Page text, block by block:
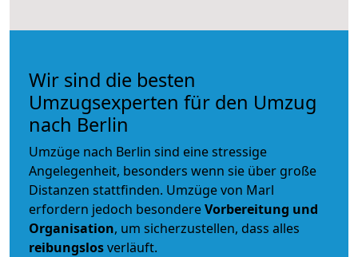
Wir sind die besten
Umzugsexperten für den Umzug
nach Berlin
Umzüge nach Berlin sind eine stressige
Angelegenheit, besonders wenn sie über große
Distanzen stattfinden. Umzüge von Marl
erfordern jedoch besondereVorbereitung und
Organisation, um sicherzustellen, dass alles
reibungslosverläuft.